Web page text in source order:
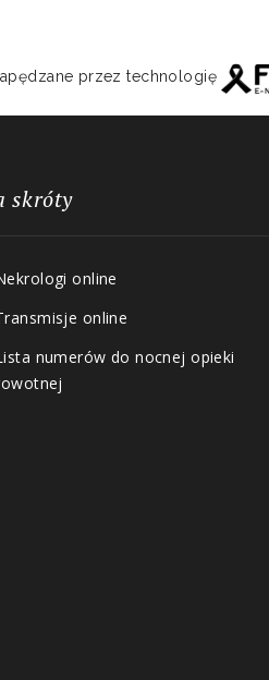
przez technologię
skróty
online
online
numerów do nocnej opieki